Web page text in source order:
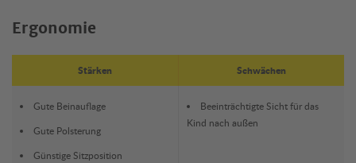
Ergonomie
Stärken Schwächen
Gute Beinauflage
Gute Polsterung
Günstige Sitzposition
Beeinträchtigte Sicht für das
Kind nach außen